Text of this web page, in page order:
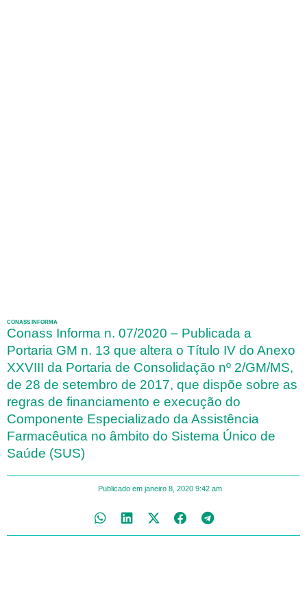
CONASS INFORMA
Conass Informa n. 07/2020 – Publicada a
Portaria GM n. 13 que altera o Título IV do Anexo
XXVIII da Portaria de Consolidação nº 2/GM/MS,
de 28 de setembro de 2017, que dispõe sobre as
regras de financiamento e execução do
Componente Especializado da Assistência
Farmacêutica no âmbito do Sistema Único de
Saúde (SUS)
Publicado em janeiro 8, 2020 9:42 am